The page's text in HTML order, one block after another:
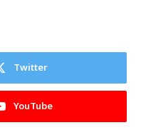
Twitter
YouTube